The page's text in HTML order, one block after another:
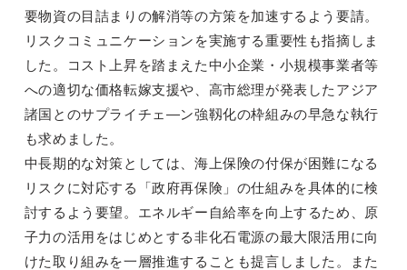
要物資の目詰まりの解消等の方策を加速するよう要請。
リスクコミュニケーションを実施する重要性も指摘しま
した。コスト上昇を踏まえた中小企業・小規模事業者等
への適切な価格転嫁支援や、高市総理が発表したアジア
諸国とのサプライチェ―ン強靱化の枠組みの早急な執行
も求めました。
中長期的な対策としては、海上保険の付保が困難になる
リスクに対応する「政府再保険」の仕組みを具体的に検
討するよう要望。エネルギー自給率を向上するため、原
子力の活用をはじめとする非化石電源の最大限活用に向
けた取り組みを一層推進することも提言しました。また